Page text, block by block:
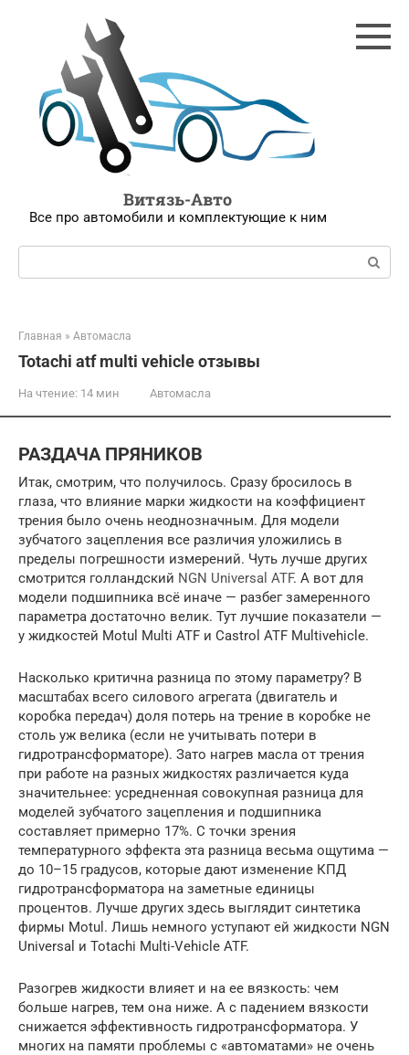
Витязь-Авто
Все про автомобили и комплектующие к ним
Поиск:
Главная » Автомасла
Totachi atf multi vehicle отзывы
На чтение: 14 мин Автомасла
РАЗДАЧА ПРЯНИКОВ
Итак, смотрим, что получилось. Сразу бросилось в
глаза, что влияние марки жидкости на коэффициент
трения было очень неоднозначным. Для модели
зубчатого зацепления все различия уложились в
пределы погрешности измерений. Чуть лучше других
смотрится голландский NGN Universal ATF. А вот для
модели подшипника всё иначе — разбег замеренного
параметра достаточно велик. Тут лучшие показатели —
у жидкостей Motul Multi ATF и Castrol ATF Multivehicle.
Насколько критична разница по этому параметру? В
масштабах всего силового агрегата (двигатель и
коробка передач) доля потерь на трение в коробке не
столь уж велика (если не учитывать потери в
гидротрансформаторе). Зато нагрев масла от трения
при работе на разных жидкостях различается куда
значительнее: усредненная совокупная разница для
моделей зубчатого зацепления и подшипника
составляет примерно 17%. С точки зрения
температурного эффекта эта разница весьма ощутима —
до 10–15 градусов, которые дают изменение КПД
гидротрансформатора на заметные единицы
процентов. Лучше других здесь выглядит синтетика
фирмы Motul. Лишь немного уступают ей жидкости NGN
Universal и Totachi Multi-Vehicle ATF.
Разогрев жидкости влияет и на ее вязкость: чем
больше нагрев, тем она ниже. А с падением вязкости
снижается эффективность гидротрансформатора. У
многих на памяти проблемы с «автоматами» не очень